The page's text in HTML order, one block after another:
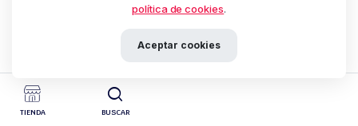
política de cookies.
Aceptar cookies
TIENDA BUSCAR